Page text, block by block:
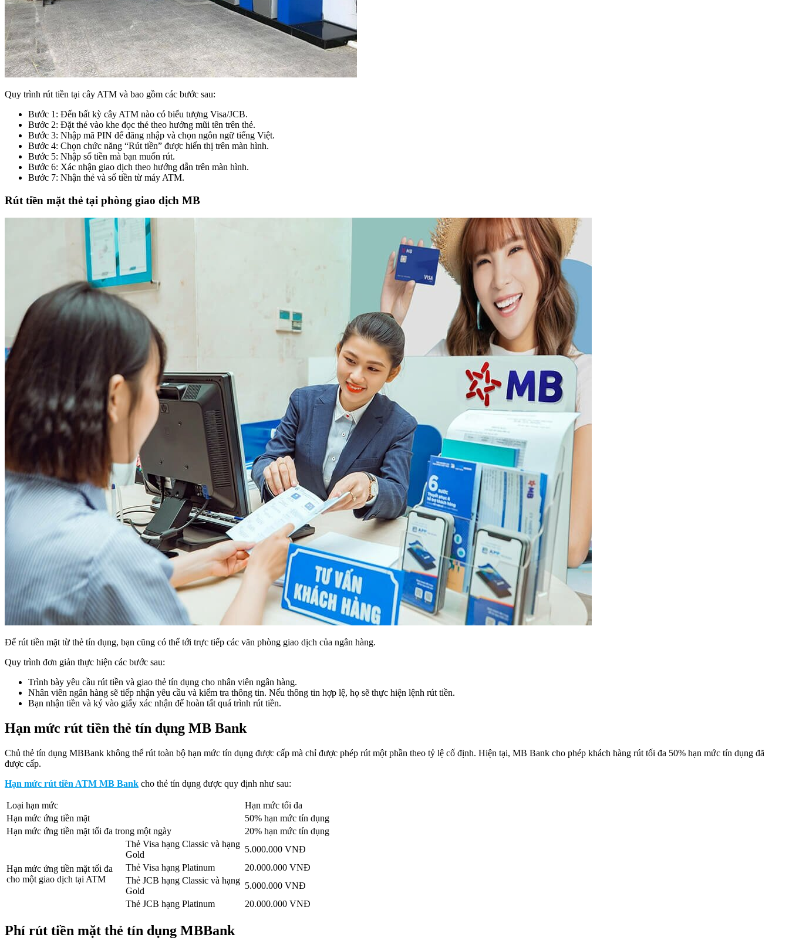
Quy trình rút tiền tại cây ATM và bao gồm các bước sau:
Bước 1: Đến bất kỳ cây ATM nào có biểu tượng Visa/JCB.
Bước 2: Đặt thẻ vào khe đọc thẻ theo hướng mũi tên trên thẻ.
Bước 3: Nhập mã PIN để đăng nhập và chọn ngôn ngữ tiếng Việt.
Bước 4: Chọn chức năng “Rút tiền” được hiển thị trên màn hình.
Bước 5: Nhập số tiền mà bạn muốn rút.
Bước 6: Xác nhận giao dịch theo hướng dẫn trên màn hình.
Bước 7: Nhận thẻ và số tiền từ máy ATM.
Rút tiền mặt thẻ tại phòng giao dịch MB
Để rút tiền mặt từ thẻ tín dụng, bạn cũng có thể tới trực tiếp các văn phòng giao dịch của ngân hàng.
Quy trình đơn giản thực hiện các bước sau:
Trình bày yêu cầu rút tiền và giao thẻ tín dụng cho nhân viên ngân hàng.
Nhân viên ngân hàng sẽ tiếp nhận yêu cầu và kiểm tra thông tin. Nếu thông tin hợp lệ, họ sẽ thực hiện lệnh rút tiền.
Bạn nhận tiền và ký vào giấy xác nhận để hoàn tất quá trình rút tiền.
Hạn mức rút tiền thẻ tín dụng MB Bank
Chủ thẻ tín dụng MBBank không thể rút toàn bộ hạn mức tín dụng được cấp mà chỉ được phép rút một phần theo tỷ lệ cố định. Hiện tại, MB Bank cho phép khách hàng rút tối đa 50% hạn mức tín dụng đã
được cấp.
Hạn mức rút tiền ATM MB Bank cho thẻ tín dụng được quy định như sau:
Loại hạn mức
Hạn mức tối đa
Hạn mức ứng tiền mặt
50% hạn mức tín dụng
Hạn mức ứng tiền mặt tối đa trong một ngày
20% hạn mức tín dụng
Hạn mức ứng tiền mặt tối đa
cho một giao dịch tại ATM
Thẻ Visa hạng Classic và hạng
Gold
5.000.000 VNĐ
Thẻ Visa hạng Platinum
20.000.000 VNĐ
Thẻ JCB hạng Classic và hạng
Gold
5.000.000 VNĐ
Thẻ JCB hạng Platinum
20.000.000 VNĐ
Phí rút tiền mặt thẻ tín dụng MBBank